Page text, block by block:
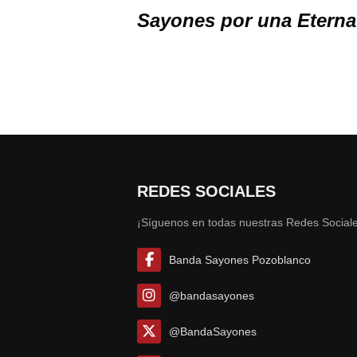
Sayones por una
REDES SOCIALES
¡Síguenos en todas nuestras Redes
Banda Sayones Pozoblanco
@bandasayones
@BandaSayones